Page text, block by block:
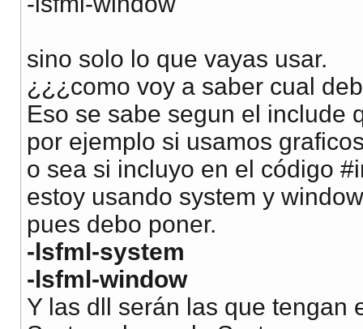
sino solo lo que vayas usar.
¿¿¿como voy a saber cual
Eso se sabe segun el include
por ejemplo si usamos
o sea si incluyo en el código
estoy usando system y
pues debo poner.
-lsfml-system
-lsfml-window
Y las dll serán las que tengan